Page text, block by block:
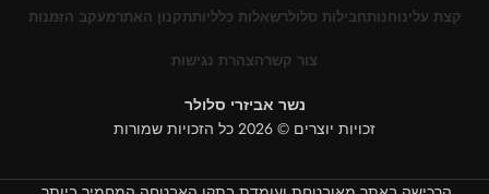
קצת עלינוחנותחבילות סלולרשאלות כלליותתקנון האתרמעקב הזמנות
צור קשרהצהרת נגישות
נשר אביזרי סלולר
זכויות יוצרים © 2026 כל הזכויות שמורות